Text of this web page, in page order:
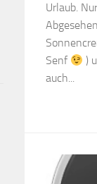
Urlaub.
Senf
)
auch...